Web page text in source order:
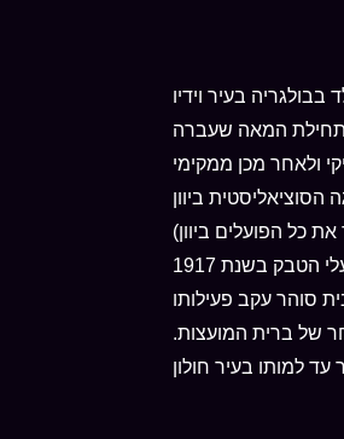
בבולגריה בעיר וידיו
בתחילת המאה שעברה
ולאחר מכן ממקימי
ביוון
את כל הפועלים ביוון)
הטבק בשנת 1917
סוהר עקב פעילותו
של ברית המועצות.